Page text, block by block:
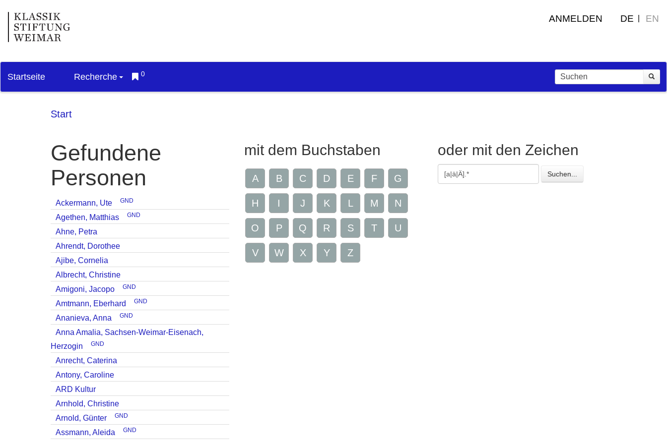
ANMELDEN DE EN
Startseite Recherche 0
Start
Gefundene
Personen
Ackermann, Ute GND
Agethen, Matthias GND
Ahne, Petra
Ahrendt, Dorothee
Ajibe, Cornelia
Albrecht, Christine
Amigoni, Jacopo
GND
Amtmann, Eberhard GND
Ananieva, Anna GND
Anna Amalia, Sachsen-Weimar-Eisenach,
Herzogin
GND
Anrecht, Caterina
Antony, Caroline
ARD Kultur
Arnhold, Christine
Arnold, Günter
GND
Assmann, Aleida GND
mit dem Buchstaben
A B C D E F G
H I J K L M N
O P Q R S T U
V W X Y Z
oder mit den Zeichen
Gesuchte
Zeichen
Suchen...